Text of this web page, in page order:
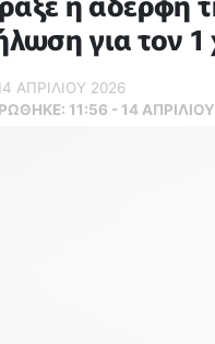
για τον
ΑΠΡΙΛΙΟΥ 2026
11:56 - 14